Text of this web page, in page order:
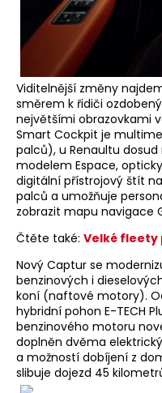
Viditelnější změny
směrem k řidiči
největšími obrazovkami
Smart Cockpit je
palců), u Renaultu
modelem Espace,
digitální přístrojový štít
palců a umožňuje
zobrazit mapu navigace
Čtěte také: Velké fleety
Nový Captur se
benzinových i
koní (naftové motory).
hybridní pohon E-TECH
benzinového motoru
doplněn dvěma
a možností dobíjení z
slibuje dojezd 45